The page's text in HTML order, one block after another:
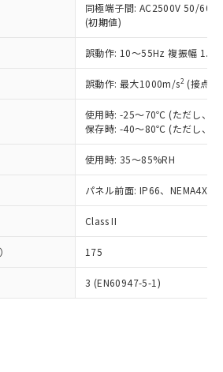
同極端子間: AC2500V 50/
(初期値)
誤動作: 10～55Hz 複振幅
誤動作: 最大1000m/s2 (接点
使用時: -25～70℃ (ただし、氷
保存時: -40～80℃ (ただし、氷
使用時: 35～85%RH
パネル前面: IP66、NEMA4X,
Class II
175
3 (EN60947-5-1)
および標準価格照会結果は、
いる更新日時点での社内デー
き作成されるものであり、閲
時点での実際の在庫および標
は異なる場合があることをご
期状況および標準価格はお客
引先、またはお客様担当のオ
御機器販売店・当社販売員に
制御機器販売店や当社販売拠
販売ネットワーク
」をご確認
および標準価格結果を当社の
諾なく第三者に漏洩または開
ようお願いします。
ツ機能（部品リスト作成サー
ご利用いただくには、I-Web
することがあります。
以下、 水銀(Hg) 1000ppm以下、 カド
1000ppm以下、ポリ臭化ビフェニル
以下、ポリ臭化ジフェニルエーテル類
以下、フタル酸ビス(2-エチルヘキシ
DOP) 1000ppm以下、フタル酸ブチ
） 1000ppm以下、フタル酸ジブチル
以下、フタル酸ジイソブチル
産業用監視および制御機器に対する
類の４物質については閾値を超える意
ことを確認しています。
り替え状況などにより、予定
ことがあります。
認です。当社販売部門へお問
の基準値 (GB/T26572)：
、 Hg(水銀) : 1000ppm、 Cd(カドミウ
) : 1000ppm、 PBBs(ポリ臭化ビフェ
、 PBDEs(ポリ臭化ジフェニルエーテ
ブチル) : 1000ppm、 DIBP(フタル酸ジ
ス(2-エチルヘキシル)) : 1000ppm
物質（10物質）のすべてが基
ことを示します。
の使用状況下において有害物
えいし、環境に深刻な影響を
び外国貿易法に定める商品
規制貨物等」という）を輸出
外への提供する場合は、日本
輸出許可(または役務取引許
得するなどの必要な手続きを
制貨物を破棄する場合は、完
するなど、違法に輸出されな
要な手段を講じます。
社製品を、核兵器、ミサイ
兵器、生物兵器またはその他
にこれらの製造装置等に一切
貴社製品を第三者に販売する
上記1、2および3の内容を当
に通知します。また当社は、
よび販売に係わる関係者が違
するおそれがある場合は、取
定数以上の在庫あり
定数には満たないが在庫あり
庫なし(最新の在庫状況につ
ては、お客様のお取引先、ま
お客様担当のオムロン制御
販売店・当社販売員にご確
ださい)
注生産機種、また在庫状況の
を公開していない機種